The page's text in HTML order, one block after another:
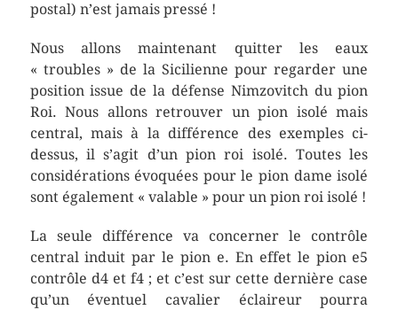
postal) n’est jamais pressé !
Nous allons maintenant quitter les eaux
« troubles » de la Sicilienne pour regarder une
position issue de la défense Nimzovitch du pion
Roi. Nous allons retrouver un pion isolé mais
central, mais à la différence des exemples ci-
dessus, il s’agit d’un pion roi isolé. Toutes les
considérations évoquées pour le pion dame isolé
sont également « valable » pour un pion roi isolé !
La seule différence va concerner le contrôle
central induit par le pion e. En effet le pion e5
contrôle d4 et f4 ; et c’est sur cette dernière case
qu’un éventuel cavalier éclaireur pourra